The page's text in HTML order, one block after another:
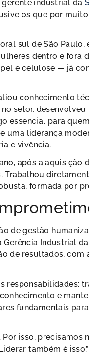
gerente industrial da
os que por
sul de São Paulo,
dentro e fora
e celulose — já
conhecimento
setor,
essencial para
uma liderança
e vivência.
após a aquisição
Trabalhou
formada por
de gestão
Industrial
de resultados, com
e
fundamentais
isso, precisamos
também é isso.”